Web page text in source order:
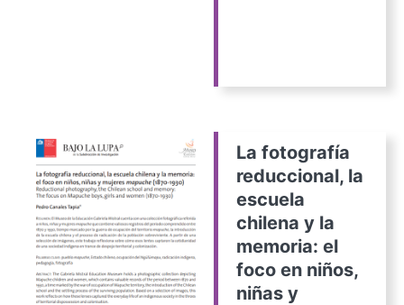
La fotografía
reduccional, la
escuela
chilena y la
memoria: el
foco en niños,
niñas y